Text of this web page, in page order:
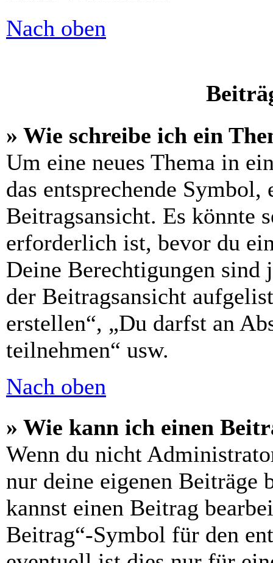
Nach oben
» Wie schreibe ich ein
Um eine neues Thema in
das entsprechende
Beitragsansicht. Es könnte
erforderlich ist, bevor du
Deine Berechtigungen sind
der Beitragsansicht
erstellen“, „Du darfst an
teilnehmen“ usw.
Nach oben
» Wie kann ich einen
Wenn du nicht
nur deine eigenen Beiträge
kannst einen Beitrag
Beitrag“-Symbol für den